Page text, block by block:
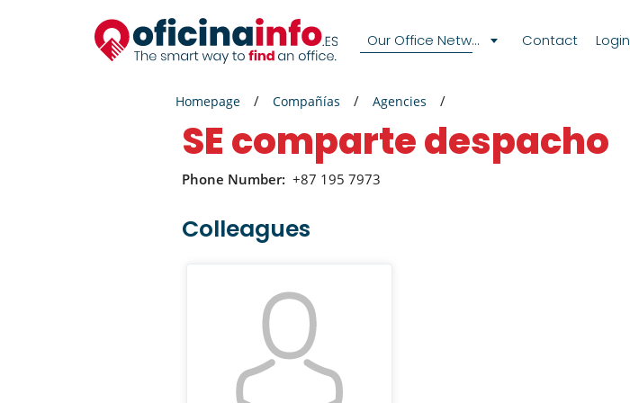
Our Office Network Contact Login
Homepage Compañías Agencies
SE comparte despacho
Phone Number: +87 195 7973
Colleagues